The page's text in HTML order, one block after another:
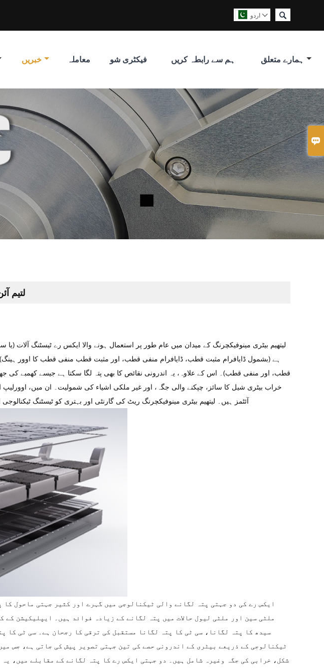

 اردو 
خبریں معاملہ فیکٹری شو ہم سے رابطہ کریں ہمارے متعلق
لتیم
لیتھیم بیٹری مینوفیکچرنگ کے میدان میں عام طور پر استعمال ہونے والا ایکس رے ٹیسٹنگ آلات (یا
ہے (بشمول ڈایافرام مثبت قطب، ڈایافرام منفی قطب، اور مثبت قطب منفی قطب کا اوور
قطب، اور منفی قطب)۔ اس کے علاوہ، یہ اندرونی نقائص کا بھی پتہ لگا سکتا ہے جیسے کھمبے کی
خراب بیٹری شیل کا سائز، چپکنے والی جگہ، اور غیر ملکی اشیاء کی شمولیت۔ ان میں، اوورلیپ
آئٹمز ہیں۔ لیتھیم بیٹری مینوفیکچرنگ ریٹ کی گارنٹی اور بہتری کو ٹیسٹنگ
ایکس رے کی دو جہتی پتہ لگانے والی ٹیکنالوجی میں گہرے اور کثیر جہتی ماحول کا
ملٹی سین اور ملٹی لیول حالات میں پتہ لگانے کے زیادہ فوائد ہیں۔ ایپلیکیشن
سیدھ کا پتہ لگانا، سی ٹی کا پتہ لگانا مستقبل کی ترقی کا رجحان ہے۔ سی ٹی کا
ٹیکنالوجی کے ذریعے بیٹری کے اندرونی حصے کی تین جہتی تصویر پیش کی جاتی ہے، جس
شکل، خرابی کی جگہ وغیرہ شامل ہیں۔ دو جہتی ایکس رے کا پتہ لگانے کے مقابلے میں،